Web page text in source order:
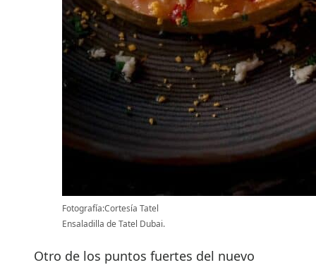
Fotografía:Cortesía Tatel
Ensaladilla de Tatel Dubai.
Otro de los puntos fuertes del nuevo